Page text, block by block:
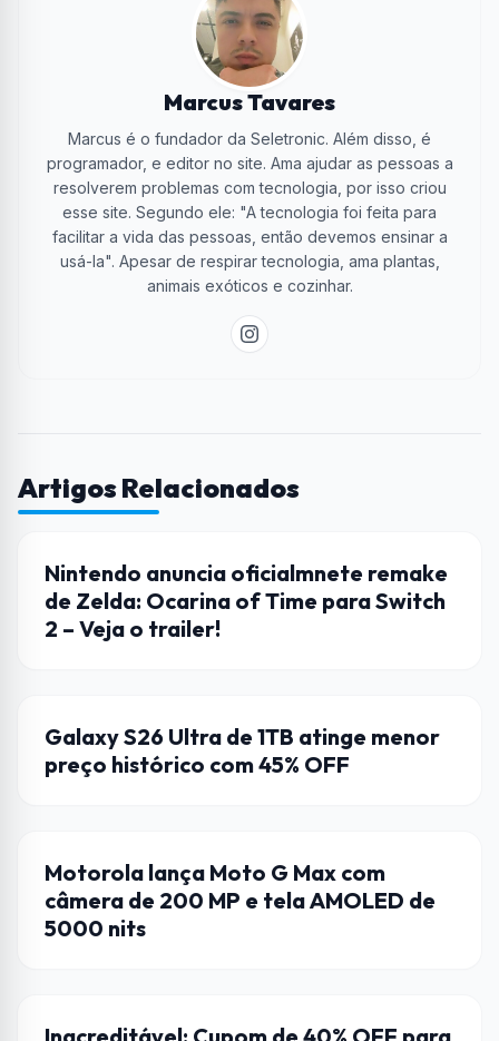
Marcus Tavares
Marcus é o fundador da Seletronic. Além disso, é
programador, e editor no site. Ama ajudar as pessoas a
resolverem problemas com tecnologia, por isso criou
esse site. Segundo ele: "A tecnologia foi feita para
facilitar a vida das pessoas, então devemos ensinar a
usá-la". Apesar de respirar tecnologia, ama plantas,
animais exóticos e cozinhar.
Artigos Relacionados
LANÇAMENTO
Nintendo anuncia oficialmnete remake
de Zelda: Ocarina of Time para Switch
2 – Veja o trailer!
CUPONS
Galaxy S26 Ultra de 1TB atinge menor
preço histórico com 45% OFF
CELULAR
Motorola lança Moto G Max com
câmera de 200 MP e tela AMOLED de
5000 nits
CELULAR